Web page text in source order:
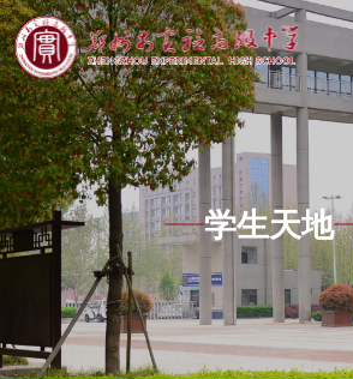
学生天地